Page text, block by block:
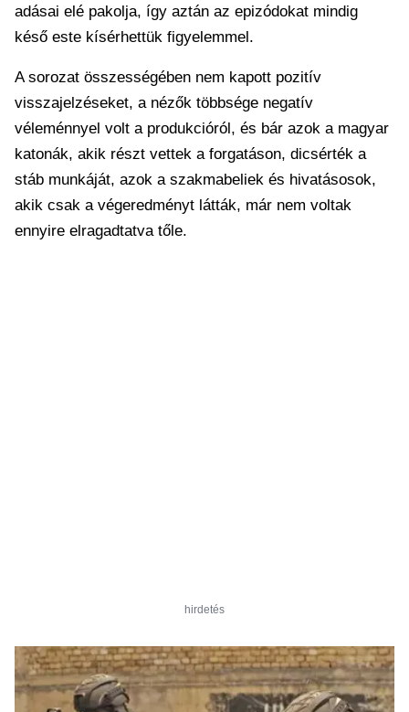
adásai elé pakolja, így aztán az epizódokat mindig
késő este kísérhettük figyelemmel.
A sorozat összességében nem kapott pozitív
visszajelzéseket, a nézők többsége negatív
véleménnyel volt a produkcióról, és bár azok a magyar
katonák, akik részt vettek a forgatáson, dicsérték a
stáb munkáját, azok a szakmabeliek és hivatásosok,
akik csak a végeredményt látták, már nem voltak
ennyire elragadtatva tőle.
hirdetés